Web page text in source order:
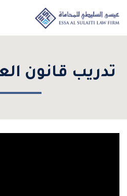
تدريب قانون